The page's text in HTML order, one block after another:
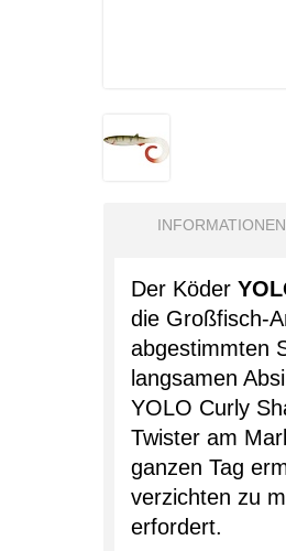
INFORMATIONEN
Der Köder
die Großfisch-
abgestimmten
langsamen
YOLO Curly
Twister am
ganzen Tag
verzichten zu
erfordert.